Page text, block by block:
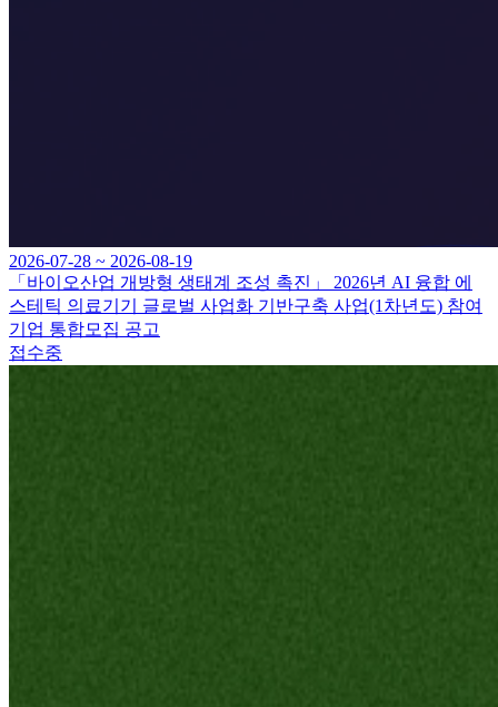
2026-07-28 ~ 2026-08-19
「바이오산업 개방형 생태계 조성 촉진」 2026년 AI 융합 에
스테틱 의료기기 글로벌 사업화 기반구축 사업(1차년도) 참여
기업 통합모집 공고
접수중